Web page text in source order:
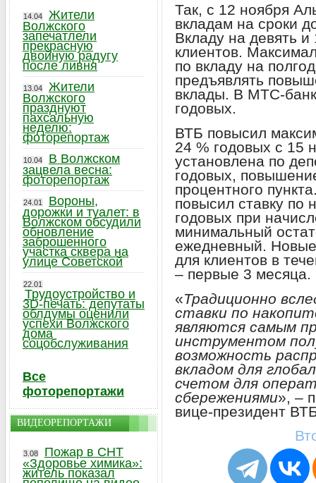
Так, с 12 ноября
вкладам на сроки
Вкладу на девять
клиентов.
по вкладу на
предъявлять
вклады. В МТС-
годовых.
ВТБ повысил
24 % годовых с 15
установлена по
годовых,
процентного
повысил ставку по
годовых при
минимальный
ежедневный. Новые
для клиентов в
– первые 3 месяца.
«Традиционно
ставки по
являются самым
инструментом
возможность
вкладом для
счетом для
сбережениями», –
вице-президент
14.04
Жители
Волжского
запечатлели
прекрасную
двойную радугу
после ливня
13.04
Жители
Волжского
празднуют
пахсальную
неделю:
фоторепортаж
10.04
В Волжском
зацвела весна:
фоторепортаж
24.01
Вороны,
дорожки и туалет: в
Волжском обсудили
обновление
заброшенного
участка сквера на
улице Советской
22.01
Трудоустройство и
3D-печать: депутаты
облдумы оценили
успехи Волжского
дома
соцобслуживания
Все
фоторепортажи
ВИДЕОРЕПОРТАЖИ
3.08
Пожар в СНТ
«Здоровье химика»:
житель показал